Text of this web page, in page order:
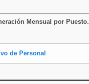
Mensual por Puesto.
de Personal